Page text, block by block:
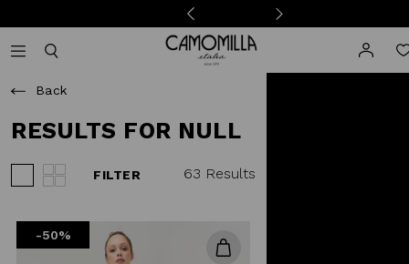
Camomilla Italia®
Back
RESULTS FOR NULL
FILTER 63 Results
-50%